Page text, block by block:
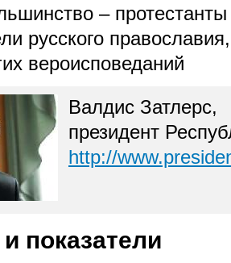
–
русского
вероисповеданий
Валдис Затлерс,
президент
http://
показатели